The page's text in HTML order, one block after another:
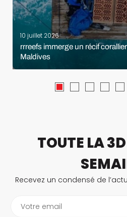
10 juillet 2026
rrreefs immerge un récif
Maldives
TOUTE LA
Recevez un condensé de
Votre email